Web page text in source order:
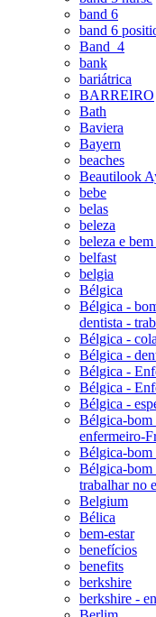
band 6
band 6
Band_4
bank
bariátrica
BARREIRO
Bath
Baviera
Bayern
beaches
Beautilook
bebe
belas
beleza
beleza e bem
belfast
belgia
Bélgica
Bélgica -
dentista -
Bélgica -
Bélgica -
Bélgica -
Bélgica -
Bélgica -
Bélgica-bom
enfermeiro-
Bélgica-bom
Bélgica-bom
trabalhar no
Belgium
Bélica
bem-estar
benefícios
benefits
berkshire
berkshire -